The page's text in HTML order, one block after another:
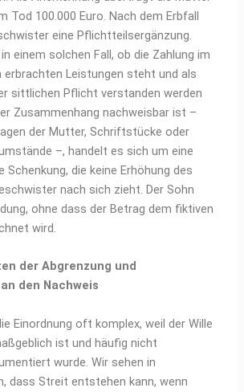
Tod 100.000 Euro. Nach dem Erbfall
eine Pflichtteilsergänzung.
einem solchen Fall, ob die Zahlung im
erbrachten Leistungen steht und als
sittlichen Pflicht verstanden werden
Zusammenhang nachweisbar ist –
der Mutter, Schriftstücke oder
–, handelt es sich um eine
Schenkung, die keine Erhöhung des
nach sich zieht. Der Sohn
ohne dass der Betrag dem fiktiven
wird.
der Abgrenzung und
den Nachweis
Einordnung oft komplex, weil der Wille
ist und häufig nicht
wurde. Wir sehen in
dass Streit entstehen kann, wenn